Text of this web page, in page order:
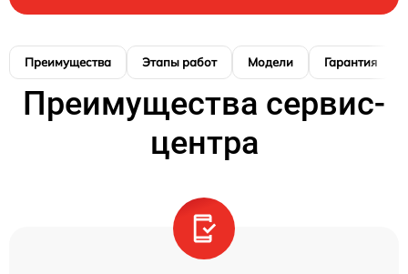
Преимущества Этапы работ Модели Гарантия
Преимущества сервис-
центра